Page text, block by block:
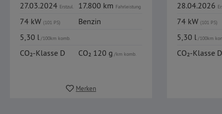
27.03.2024 Erstzul. 17.800 km Fahrleistung
74 kW (101 PS)
Benzin
5,30 l/100km komb.
CO₂-Klasse D CO₂ 120 g/km komb.
Merken
28.04.2026
74 kW (101 PS)
5,30 l/100km
CO₂-Klasse D